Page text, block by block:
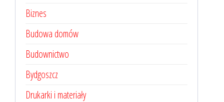
Biznes
Budowa domów
Budownictwo
Bydgoszcz
Drukarki i materiały